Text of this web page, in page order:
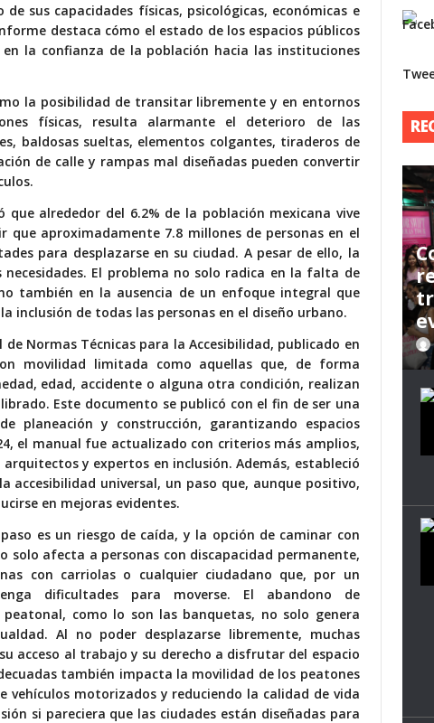
sus capacidades físicas, psicológicas, económicas e
destaca cómo el estado de los espacios públicos
la confianza de la población hacia las instituciones
la posibilidad de transitar libremente y en entornos
físicas, resulta alarmante el deterioro de las
baldosas sueltas, elementos colgantes, tiraderos de
de calle y rampas mal diseñadas pueden convertir
que alrededor del 6.2% de la población mexicana vive
que aproximadamente 7.8 millones de personas en el
para desplazarse en su ciudad. A pesar de ello, la
El problema no solo radica en la falta de
también en la ausencia de un enfoque integral que
inclusión de todas las personas en el diseño urbano.
de Normas Técnicas para la Accesibilidad, publicado en
movilidad limitada como aquellas que, de forma
edad, accidente o alguna otra condición, realizan
Este documento se publicó con el fin de ser una
planeación y construcción, garantizando espacios
el manual fue actualizado con criterios más amplios,
y expertos en inclusión. Además, estableció
universal, un paso que, aunque positivo,
en mejoras evidentes.
es un riesgo de caída, y la opción de caminar con
solo afecta a personas con discapacidad permanente,
con carriolas o cualquier ciudadano que, por un
dificultades para moverse. El abandono de
como lo son las banquetas, no solo genera
Al no poder desplazarse libremente, muchas
acceso al trabajo y su derecho a disfrutar del espacio
también impacta la movilidad de los peatones
vehículos motorizados y reduciendo la calidad de vida
si pareciera que las ciudades están diseñadas para